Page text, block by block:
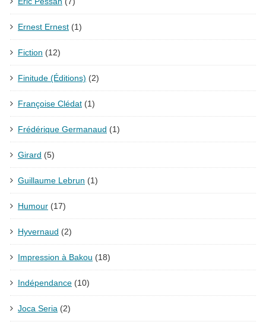
Ernest Ernest (1)
Fiction (12)
Finitude (Éditions) (2)
Françoise Clédat (1)
Frédérique Germanaud (1)
Girard (5)
Guillaume Lebrun (1)
Humour (17)
Hyvernaud (2)
Impression à Bakou (18)
Indépendance (10)
Joca Seria (2)